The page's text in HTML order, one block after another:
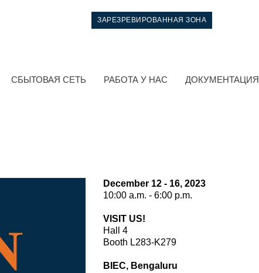
ЗАРЕЗРЕВИРОВАННАЯ ЗОНА
СБЫТОВАЯ СЕТЬ РАБОТА У НАС ДОКУМЕНТАЦИЯ
Интегрированные гидравлические блоки
Распределители
Картридж клапаны
December 12 - 16, 2023
10:00 a.m. - 6:00 p.m.
VISIT US!
Hall 4
Booth L283-K279
BIEC, Bengaluru